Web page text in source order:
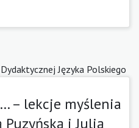
Języka Polskiego
– lekcje myślenia
i Julią